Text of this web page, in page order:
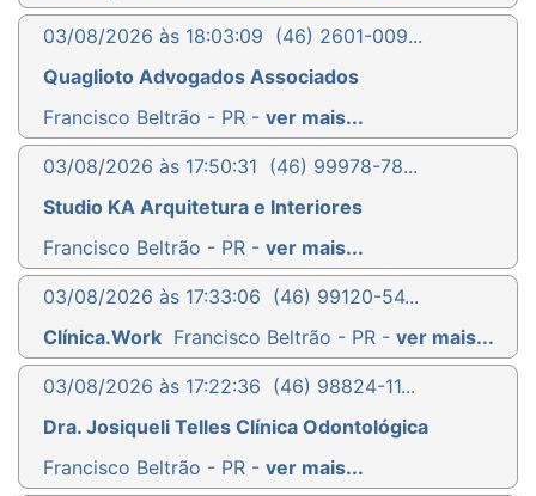
03/08/2026 às 18:03:09 (46) 2601-009...
Quaglioto Advogados Associados
Francisco Beltrão - PR - ver mais...
03/08/2026 às 17:50:31 (46) 99978-78...
Studio KA Arquitetura e Interiores
Francisco Beltrão - PR - ver mais...
03/08/2026 às 17:33:06 (46) 99120-54...
Clínica.Work Francisco Beltrão - PR - ver mais...
03/08/2026 às 17:22:36 (46) 98824-11...
Dra. Josiqueli Telles Clínica Odontológica
Francisco Beltrão - PR - ver mais...